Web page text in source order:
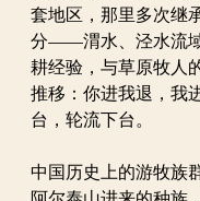
套地区，那里多次继
分——渭水、泾水流
耕经验，与草原牧人
推移：你进我退，我
台，轮流下台。
中国历史上的游牧族